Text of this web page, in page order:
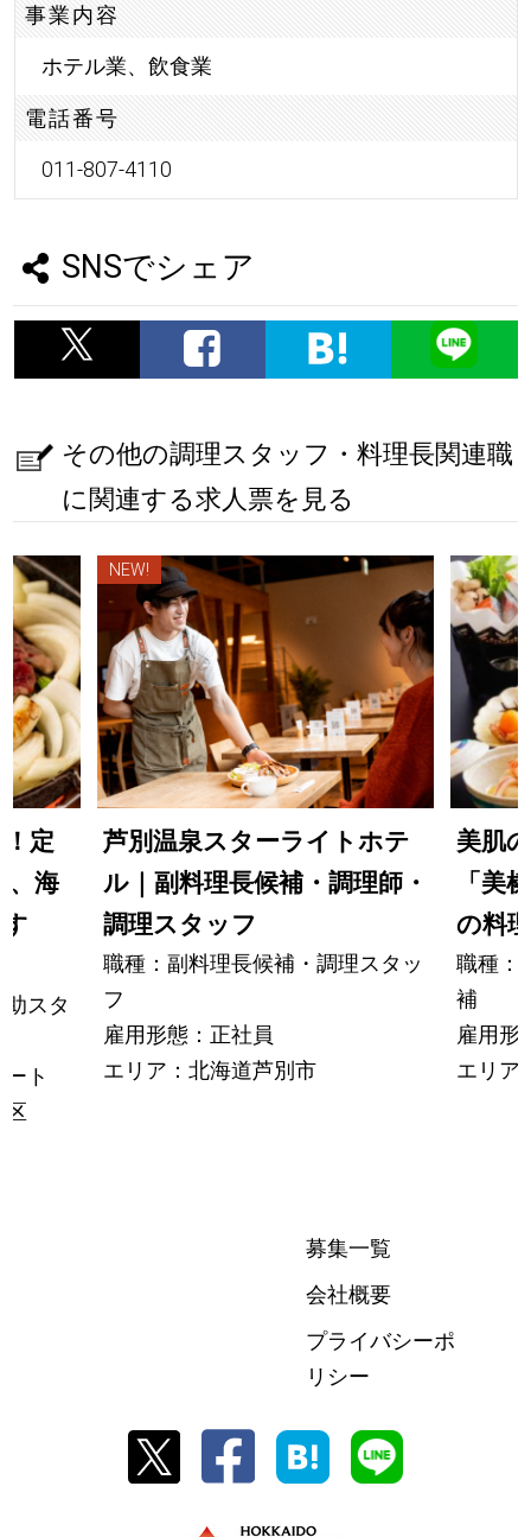
事業内容
ホテル業、飲食業
電話番号
011-807-4110
SNSでシェア
その他の調理スタッフ・料理長関連職
に関連する求人票を見る
定
、海
スタ
ト
区
NEW!
芦別温泉スターライトホテ
ル｜副料理長候補・調理師・
調理スタッフ
職種：副料理長候補・調理スタッ
フ
雇用形態：正社員
エリア：北海道芦別市
美肌
「美
の料
職種：
補
雇用形
エリア
募集一覧
会社概要
プライバシーポ
リシー